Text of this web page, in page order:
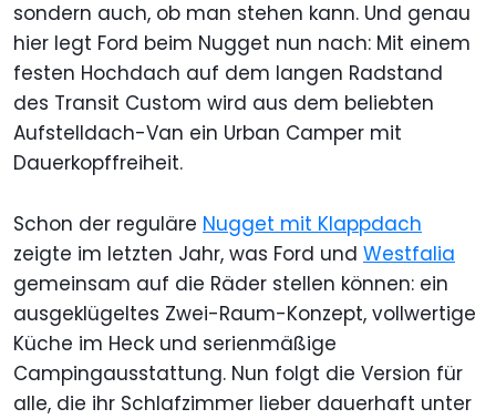
sondern auch, ob man stehen kann. Und genau
hier legt Ford beim Nugget nun nach: Mit einem
festen Hochdach auf dem langen Radstand
des Transit Custom wird aus dem beliebten
Aufstelldach-Van ein Urban Camper mit
Dauerkopffreiheit.
Schon der reguläre Nugget mit Klappdach
zeigte im letzten Jahr, was Ford und Westfalia
gemeinsam auf die Räder stellen können: ein
ausgeklügeltes Zwei-Raum-Konzept, vollwertige
Küche im Heck und serienmäßige
Campingausstattung. Nun folgt die Version für
alle, die ihr Schlafzimmer lieber dauerhaft unter